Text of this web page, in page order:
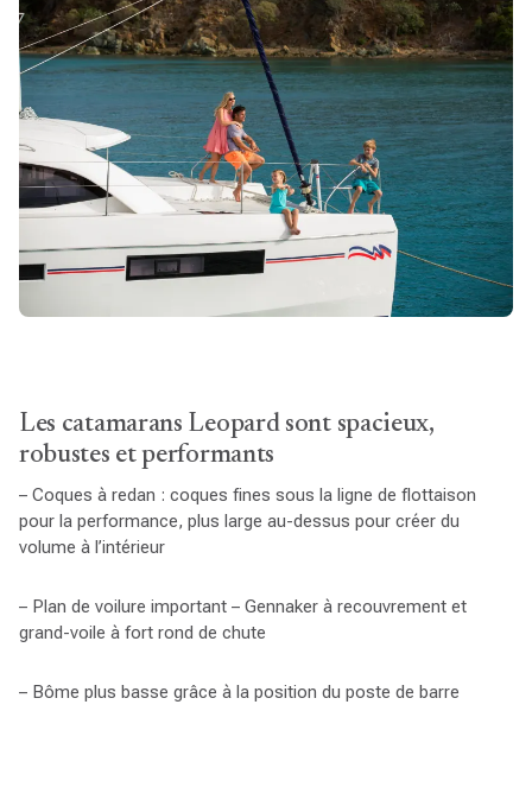
Les catamarans Leopard sont spacieux,
robustes et performants
– Coques à redan : coques fines sous la ligne de flottaison
pour la performance, plus large au-dessus pour créer du
volume à l’intérieur
– Plan de voilure important – Gennaker à recouvrement et
grand-voile à fort rond de chute
– Bôme plus basse grâce à la position du poste de barre